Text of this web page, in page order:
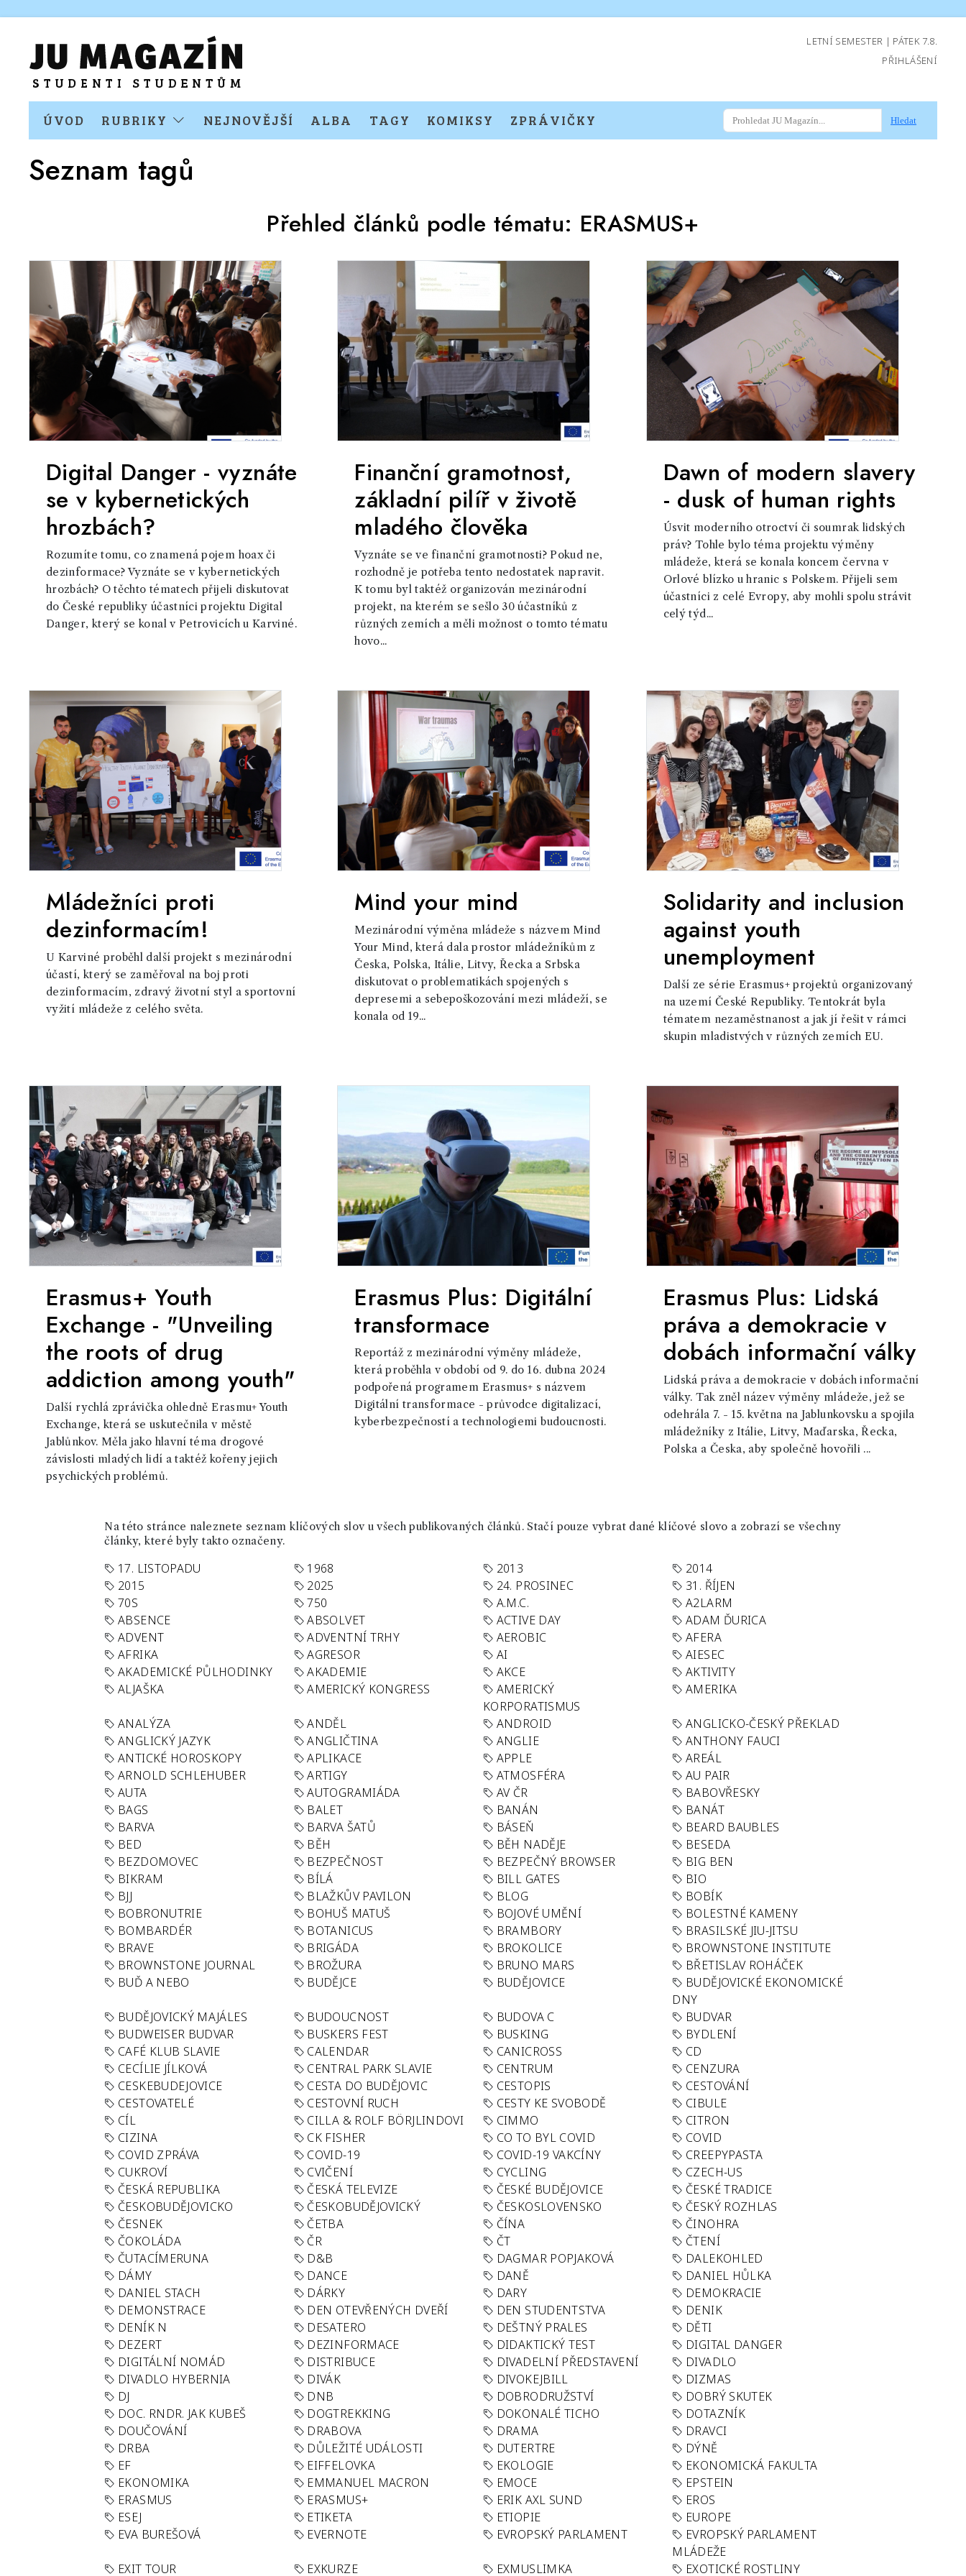
LETNÍ SEMESTER | PÁTEK 7.8.
PŘIHLÁŠENÍ
ÚVOD RUBRIKY NEJNOVĚJŠÍ ALBA TAGY KOMIKSY ZPRÁVIČKY Hledat
Seznam tagů
Přehled článků podle tématu: ERASMUS+
Digital Danger - vyznáte
se v kybernetických
hrozbách?
Rozumíte tomu, co znamená pojem hoax či
dezinformace? Vyznáte se v kybernetických
hrozbách? O těchto tématech přijeli diskutovat
do České republiky účastníci projektu Digital
Danger, který se konal v Petrovicích u Karviné.
Finanční gramotnost,
základní pilíř v životě
mladého člověka
Vyznáte se ve finanční gramotnosti? Pokud ne,
rozhodně je potřeba tento nedostatek napravit.
K tomu byl taktéž organizován mezinárodní
projekt, na kterém se sešlo 30 účastníků z
různých zemích a měli možnost o tomto tématu
hovo...
Dawn of modern slavery
- dusk of human rights
Úsvit moderního otroctví či soumrak lidských
práv? Tohle bylo téma projektu výměny
mládeže, která se konala koncem června v
Orlové blízko u hranic s Polskem. Přijeli sem
účastníci z celé Evropy, aby mohli spolu strávit
celý týd...
Mládežníci proti
dezinformacím!
U Karviné proběhl další projekt s mezinárodní
účastí, který se zaměřoval na boj proti
dezinformacím, zdravý životní styl a sportovní
vyžití mládeže z celého světa.
Mind your mind
Mezinárodní výměna mládeže s názvem Mind
Your Mind, která dala prostor mládežníkům z
Česka, Polska, Itálie, Litvy, Řecka a Srbska
diskutovat o problematikách spojených s
depresemi a sebepoškozování mezi mládeží, se
konala od 19...
Solidarity and inclusion
against youth
unemployment
Další ze série Erasmus+ projektů organizovaný
na uzemí České Republiky. Tentokrát byla
tématem nezaměstnanost a jak jí řešit v rámci
skupin mladistvých v různých zemích EU.
Erasmus+ Youth
Exchange - "Unveiling
the roots of drug
addiction among youth"
Další rychlá zprávička ohledně Erasmu+ Youth
Exchange, která se uskutečnila v městě
Jablůnkov. Měla jako hlavní téma drogové
závislosti mladých lidí a taktéž kořeny jejich
psychických problémů.
Erasmus Plus: Digitální
transformace
Reportáž z mezinárodní výměny mládeže,
která proběhla v období od 9. do 16. dubna 2024
podpořená programem Erasmus+ s názvem
Digitální transformace - průvodce digitalizací,
kyberbezpečností a technologiemi budoucnosti.
Erasmus Plus: Lidská
práva a demokracie v
dobách informační války
Lidská práva a demokracie v dobách informační
války. Tak zněl název výměny mládeže, jež se
odehrála 7. - 15. května na Jablunkovsku a spojila
mládežníky z Itálie, Litvy, Maďarska, Řecka,
Polska a Česka, aby společně hovořili ...
Na této stránce naleznete seznam klíčových slov u všech publikovaných článků. Stačí pouze vybrat dané klíčové slovo a zobrazí se všechny
články, které byly takto označeny.
17. LISTOPADU 1968 2013
2014
2015
2025 24. PROSINEC
31. ŘÍJEN
70S
750 A.M.C.
A2LARM
ABSENCE
ABSOLVET ACTIVE DAY
ADAM ĎURICA
ADVENT
ADVENTNÍ TRHY AEROBIC
AFERA
AFRIKA
AGRESOR AI
AIESEC
AKADEMICKÉ PŮLHODINKY
AKADEMIE AKCE
AKTIVITY
ALJAŠKA
AMERICKÝ KONGRESS
AMERICKÝ
KORPORATISMUS
AMERIKA
ANALÝZA ANDĚL ANDROID
ANGLICKO-ČESKÝ PŘEKLAD
ANGLICKÝ JAZYK
ANGLIČTINA ANGLIE
ANTHONY FAUCI
ANTICKÉ HOROSKOPY
APLIKACE APPLE
AREÁL
ARNOLD SCHLEHUBER
ARTIGY ATMOSFÉRA
AU PAIR
AUTA
AUTOGRAMIÁDA AV ČR
BABOVŘESKY
BAGS
BALET BANÁN
BANÁT
BARVA
BARVA ŠATŮ BÁSEŇ
BEARD BAUBLES
BED
BĚH BĚH NADĚJE
BESEDA
BEZDOMOVEC
BEZPEČNOST BEZPEČNÝ BROWSER
BIG BEN
BIKRAM
BÍLÁ BILL GATES
BIO
BJJ
BLAŽKŮV PAVILON BLOG
BOBÍK
BOBRONUTRIE
BOHUŠ MATUŠ BOJOVÉ UMĚNÍ
BOLESTNÉ KAMENY
BOMBARDÉR
BOTANICUS BRAMBORY
BRASILSKÉ JIU-JITSU
BRAVE
BRIGÁDA BROKOLICE
BROWNSTONE INSTITUTE
BROWNSTONE JOURNAL
BROŽURA BRUNO MARS
BŘETISLAV ROHÁČEK
BUĎ A NEBO
BUDĚJCE BUDĚJOVICE
BUDĚJOVICKÉ EKONOMICKÉ
DNY
BUDĚJOVICKÝ MAJÁLES
BUDOUCNOST BUDOVA C
BUDVAR
BUDWEISER BUDVAR
BUSKERS FEST BUSKING
BYDLENÍ
CAFÉ KLUB SLAVIE
CALENDAR CANICROSS
CD
CECÍLIE JÍLKOVÁ
CENTRAL PARK SLAVIE CENTRUM
CENZURA
CESKEBUDEJOVICE
CESTA DO BUDĚJOVIC CESTOPIS
CESTOVÁNÍ
CESTOVATELÉ
CESTOVNÍ RUCH CESTY KE SVOBODĚ
CIBULE
CÍL
CILLA & ROLF BÖRJLINDOVI CIMMO
CITRON
CIZINA
CK FISHER CO TO BYL COVID
COVID
COVID ZPRÁVA
COVID-19 COVID-19 VAKCÍNY
CREEPYPASTA
CUKROVÍ
CVIČENÍ CYCLING
CZECH-US
ČESKÁ REPUBLIKA
ČESKÁ TELEVIZE ČESKÉ BUDĚJOVICE
ČESKÉ TRADICE
ČESKOBUDĚJOVICKO
ČESKOBUDĚJOVICKÝ ČESKOSLOVENSKO
ČESKÝ ROZHLAS
ČESNEK
ČETBA ČÍNA
ČINOHRA
ČOKOLÁDA
ČR ČT
ČTENÍ
ČUTACÍMERUNA
D&B DAGMAR POPJAKOVÁ
DALEKOHLED
DÁMY
DANCE DANĚ
DANIEL HŮLKA
DANIEL STACH
DÁRKY DARY
DEMOKRACIE
DEMONSTRACE
DEN OTEVŘENÝCH DVEŘÍ DEN STUDENTSTVA
DENIK
DENÍK N
DESATERO DEŠTNÝ PRALES
DĚTI
DEZERT
DEZINFORMACE DIDAKTICKÝ TEST
DIGITAL DANGER
DIGITÁLNÍ NOMÁD
DISTRIBUCE DIVADELNÍ PŘEDSTAVENÍ
DIVADLO
DIVADLO HYBERNIA
DIVÁK DIVOKEJBILL
DIZMAS
DJ
DNB DOBRODRUŽSTVÍ
DOBRÝ SKUTEK
DOC. RNDR. JAK KUBEŠ
DOGTREKKING DOKONALÉ TICHO
DOTAZNÍK
DOUČOVÁNÍ
DRABOVA DRAMA
DRAVCI
DRBA
DŮLEŽITÉ UDÁLOSTI DUTERTRE
DÝNĚ
EF
EIFFELOVKA EKOLOGIE
EKONOMICKÁ FAKULTA
EKONOMIKA
EMMANUEL MACRON EMOCE
EPSTEIN
ERASMUS
ERASMUS+ ERIK AXL SUND
EROS
ESEJ
ETIKETA ETIOPIE
EUROPE
EVA BUREŠOVÁ
EVERNOTE EVROPSKÝ PARLAMENT
EVROPSKÝ PARLAMENT
MLÁDEŽE
EXIT TOUR
EXKURZE EXMUSLIMKA EXOTICKÉ ROSTLINY